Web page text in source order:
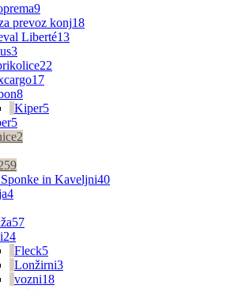
9
prevoz konj18
Liberté13
3
22
17
8
Kiper5
5
2
in Kaveljni40
4
57
24
Fleck5
Lonžirni3
vozni18